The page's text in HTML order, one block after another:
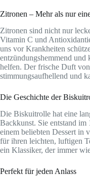
Zitronen – Mehr als nur
Zitronen sind nicht nur
Vitamin C und
uns vor Krankheiten
entzündungshemmend und
helfen. Der frische Duft
stimmungsaufhellend und
Die Geschichte der
Die Biskuitrolle hat eine
Backkunst. Sie entstand im
einem beliebten Dessert in
für ihren leichten, luftigen
ein Klassiker, der immer
Perfekt für jeden Anlass